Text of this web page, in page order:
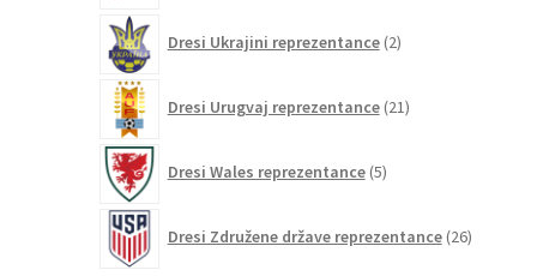
Dresi Ukrajini reprezentance 2izdelka
Dresi Urugvaj reprezentance 21izdelkov
Dresi Wales reprezentance 5izdelkov
Dresi Združene države reprezentance 26izdelkov